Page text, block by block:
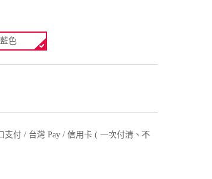
藍色
支付 / 台灣 Pay / 信用卡 ( 一次付清、不